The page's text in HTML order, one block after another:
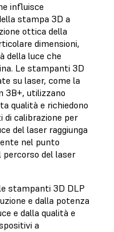
influisce
stampa 3D a
ottica della
dimensioni,
della luce che
Le stampanti 3D
su laser, come la
3B+, utilizzano
qualità e richiedono
calibrazione per
del laser raggiunga
nel punto
percorso del laser
stampanti 3D DLP
e dalla potenza
e dalla qualità e
a